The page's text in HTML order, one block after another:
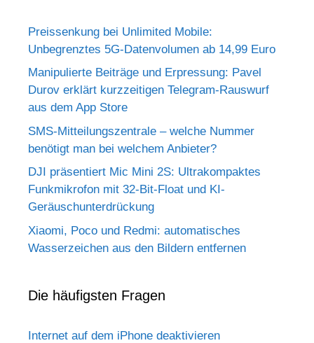
Preissenkung bei Unlimited Mobile:
Unbegrenztes 5G-Datenvolumen ab 14,99 Euro
Manipulierte Beiträge und Erpressung: Pavel
Durov erklärt kurzzeitigen Telegram-Rauswurf
aus dem App Store
SMS-Mitteilungszentrale – welche Nummer
benötigt man bei welchem Anbieter?
DJI präsentiert Mic Mini 2S: Ultrakompaktes
Funkmikrofon mit 32-Bit-Float und KI-
Geräuschunterdrückung
Xiaomi, Poco und Redmi: automatisches
Wasserzeichen aus den Bildern entfernen
Die häufigsten Fragen
Internet auf dem iPhone deaktivieren